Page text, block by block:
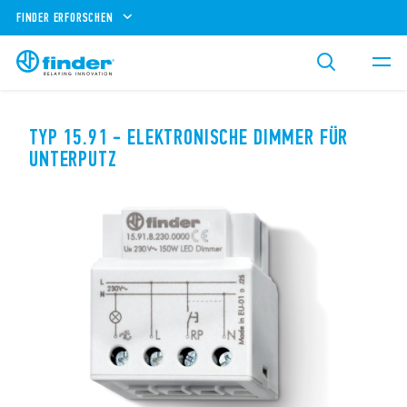
FINDER ERFORSCHEN
TYP 15.91 - ELEKTRONISCHE DIMMER FÜR
UNTERPUTZ